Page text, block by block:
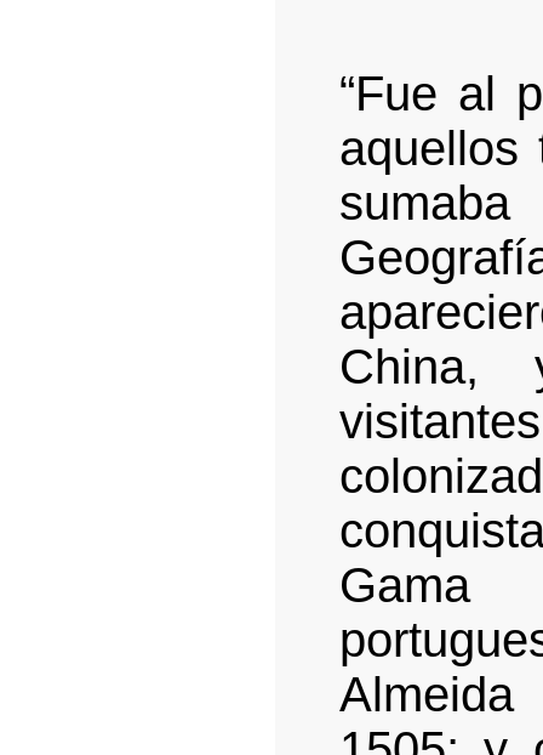
“Fue al
aquellos
China,
Gama
Almeida